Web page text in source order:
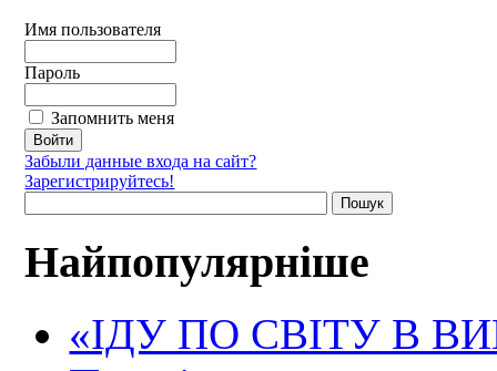
Имя пользователя
Пароль
Запомнить меня
Забыли данные входа на сайт?
Зарегистрируйтесь!
Найпопулярніше
«ІДУ ПО СВІТУ В